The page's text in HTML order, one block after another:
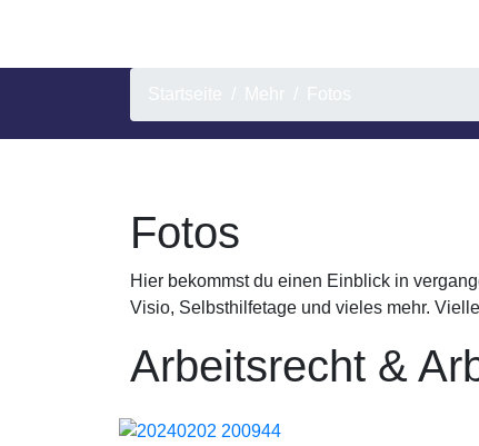
Fotos
Hier bekommst du einen Einblick in
Visio, Selbsthilfetage und vieles mehr.
Arbeitsrecht &